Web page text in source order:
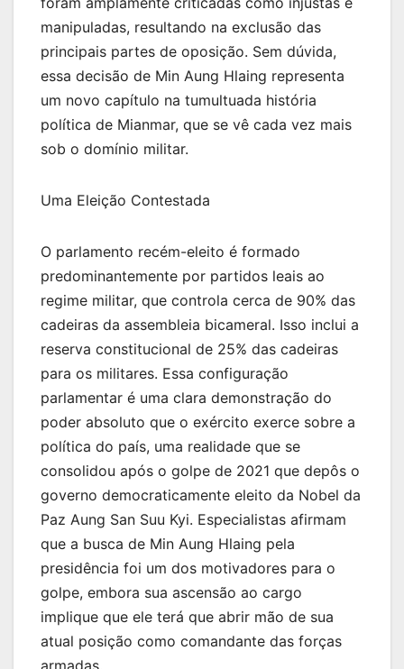
manipuladas, resultando na exclusão das
principais partes de oposição. Sem dúvida,
essa decisão de Min Aung Hlaing representa
um novo capítulo na tumultuada história
política de Mianmar, que se vê cada vez mais
sob o domínio militar.
Uma Eleição Contestada
O parlamento recém-eleito é formado
predominantemente por partidos leais ao
regime militar, que controla cerca de 90% das
cadeiras da assembleia bicameral. Isso inclui a
reserva constitucional de 25% das cadeiras
para os militares. Essa configuração
parlamentar é uma clara demonstração do
poder absoluto que o exército exerce sobre a
política do país, uma realidade que se
consolidou após o golpe de 2021 que depôs o
governo democraticamente eleito da Nobel da
Paz Aung San Suu Kyi. Especialistas afirmam
que a busca de Min Aung Hlaing pela
presidência foi um dos motivadores para o
golpe, embora sua ascensão ao cargo
implique que ele terá que abrir mão de sua
atual posição como comandante das forças
armadas.